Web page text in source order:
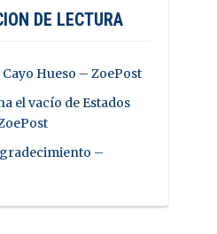
DE LECTURA
Cayo Hueso – ZoePost
el vacío de Estados
–